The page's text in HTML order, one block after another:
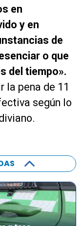
en
y en
de
o que
del tiempo».
la pena de 11
según lo